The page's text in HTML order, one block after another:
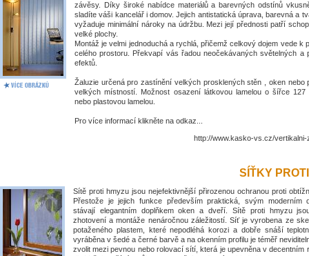
závěsy. Díky široké nabídce materiálů a barevných odstínů
sladíte váši kancelář i domov. Jejich antistatická úprava, barevná a
vyžaduje minimální nároky na údržbu. Mezi její přednosti patří
velké plochy.
Montáž je velmi jednoduchá a rychlá, přičemž celkový dojem vede k
celého prostoru. Překvapí vás řadou neočekávaných světelných a
efektů.
Žaluzie určená pro zastínění velkých prosklených stěn , oken nebo
velkých místností. Možnost osazení látkovou lamelou o šířce 127
nebo plastovou lamelou.
Pro více informací klikněte na odkaz...
http://www.kasko-vs.cz/vertikalni-
SÍŤKY
Sítě proti hmyzu jsou nejefektivnější přirozenou ochranou proti
Přestože je jejich funkce především praktická, svým moderním
stávají elegantním doplňkem oken a dveří. Sítě proti hmyzu
zhotovení a montáže nenáročnou záležitostí. Síť je vyrobena ze
potaženého plastem, které nepodléhá korozi a dobře snáší
vyráběna v šedé a černé barvě a na okenním profilu je téměř
zvolit mezi pevnou nebo rolovací sítí, která je upevněna v decentním